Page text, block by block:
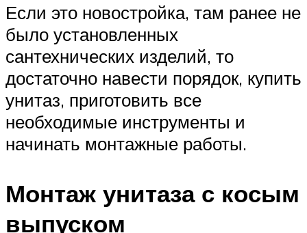
Если это новостройка, там ранее не
было установленных
сантехнических изделий, то
достаточно навести порядок, купить
унитаз, приготовить все
необходимые инструменты и
начинать монтажные работы.
Монтаж унитаза с косым
выпуском